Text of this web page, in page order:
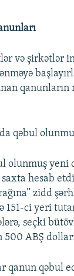
və şirkətlər
qəbul
olunmuş
hesab
zidd
ci yeri
seçki
500 ABŞ
qanun qəbul